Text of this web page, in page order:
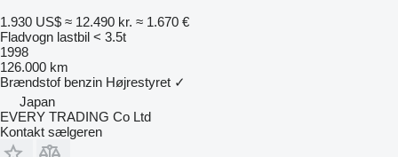
1.930 US$ ≈ 12.490 kr. ≈ 1.670 €
Fladvogn lastbil < 3.5t
1998
126.000 km
Brændstof benzin Højrestyret ✓
Japan
EVERY TRADING Co Ltd
Kontakt sælgeren